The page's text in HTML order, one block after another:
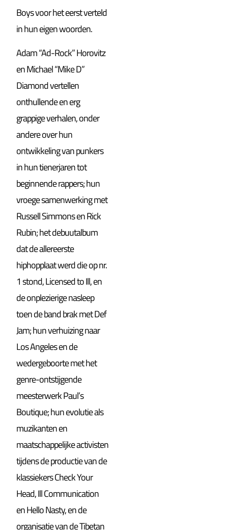
Boys voor het eerst verteld
in hun eigen woorden.
Adam “Ad-Rock” Horovitz
en Michael “Mike D”
Diamond vertellen
onthullende en erg
grappige verhalen, onder
andere over hun
ontwikkeling van punkers
in hun tienerjaren tot
beginnende rappers; hun
vroege samenwerking met
Russell Simmons en Rick
Rubin; het debuutalbum
dat de allereerste
hiphopplaat werd die op nr.
1 stond, Licensed to Ill, en
de onplezierige nasleep
toen de band brak met Def
Jam; hun verhuizing naar
Los Angeles en de
wedergeboorte met het
genre-ontstijgende
meesterwerk Paul’s
Boutique; hun evolutie als
muzikanten en
maatschappelijke activisten
tijdens de productie van de
klassiekers Check Your
Head, Ill Communication
en Hello Nasty, en de
organisatie van de Tibetan